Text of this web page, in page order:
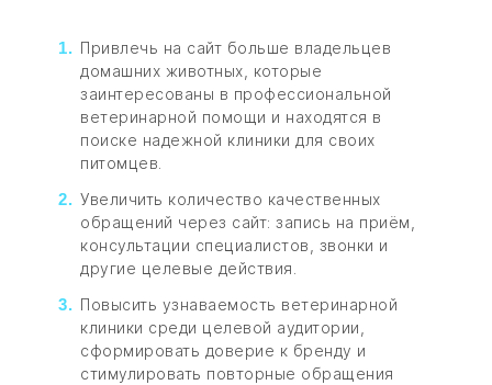
Привлечь на сайт больше владельцев
домашних животных, которые
заинтересованы в профессиональной
ветеринарной помощи и находятся в
поиске надежной клиники для своих
питомцев.
Увеличить количество качественных
обращений через сайт: запись на приём,
консультации специалистов, звонки и
другие целевые действия.
Повысить узнаваемость ветеринарной
клиники среди целевой аудитории,
сформировать доверие к бренду и
стимулировать повторные обращения